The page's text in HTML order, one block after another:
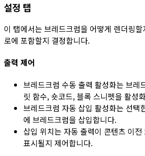
설정 탭
이 탭에서는 브레드크럼을 어떻게 렌더링
로에 포함할지 결정합니다.
출력 제어
브레드크럼 수동 출력 활성화는 브레
릿 함수, 숏코드, 블록 스니펫을 활성
브레드크럼 자동 삽입 활성화는 선택
에 브레드크럼을 삽입합니다.
삽입 위치는 자동 출력이 콘텐츠 이전
표시될지 제어합니다.